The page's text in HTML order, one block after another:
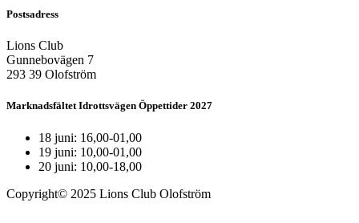
Postsadress
Lions Club
Gunnebovägen 7
293 39 Olofström
Marknadsfältet Idrottsvägen Öppettider 2027
18 juni: 16,00-01,00
19 juni: 10,00-01,00
20 juni: 10,00-18,00
Copyright© 2025 Lions Club Olofström